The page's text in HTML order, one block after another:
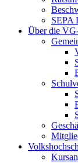
SEPA
Über die